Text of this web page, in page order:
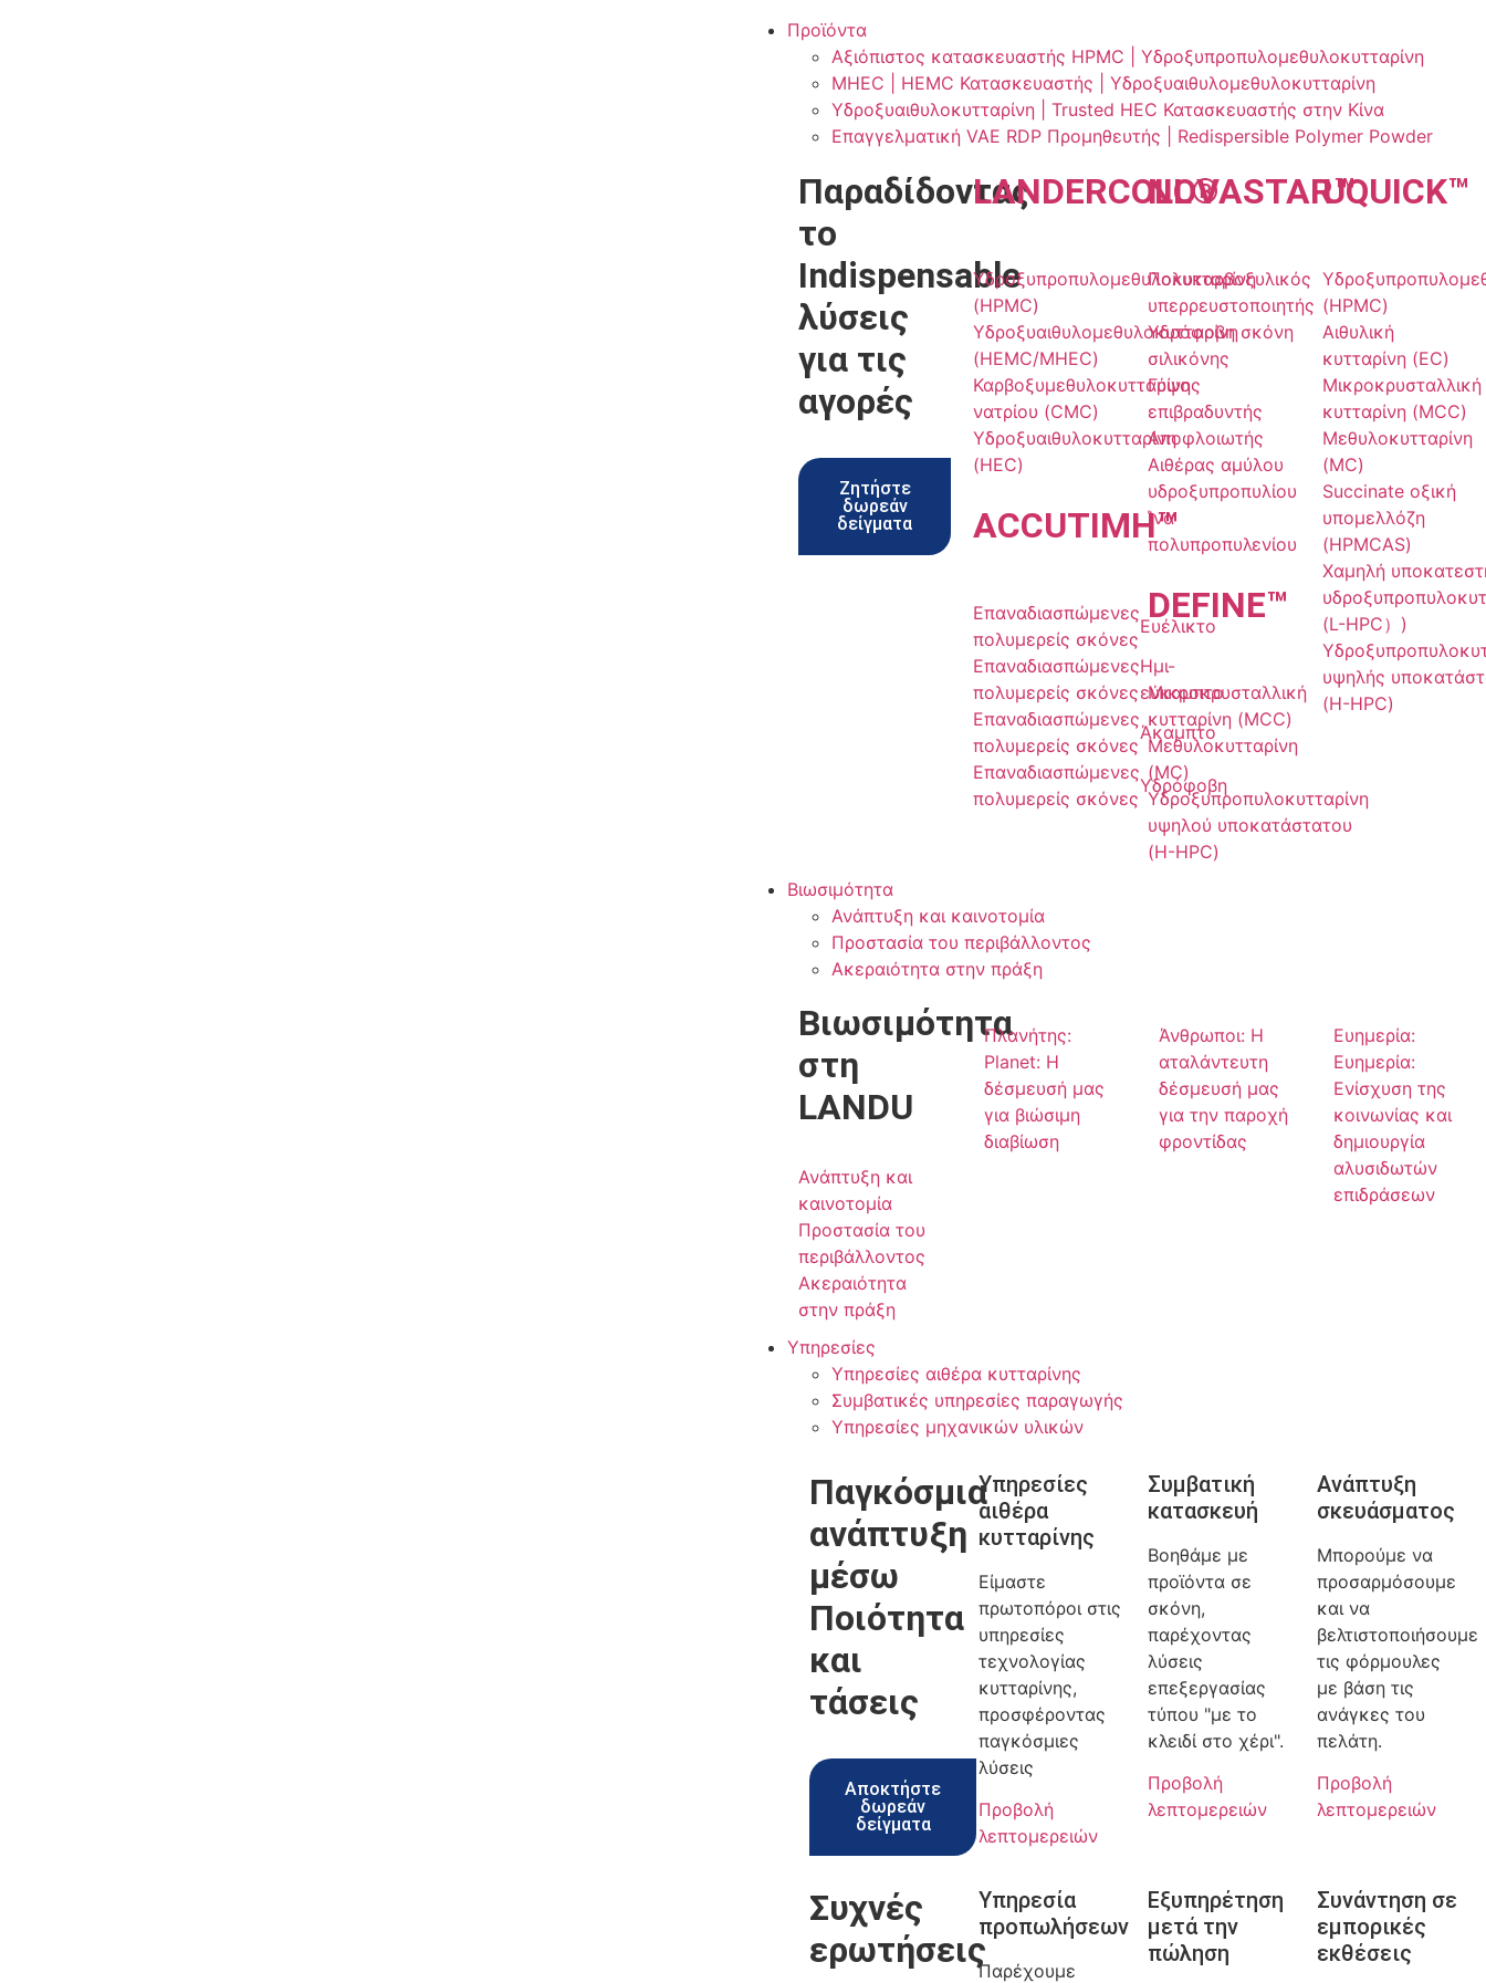
Προϊόντα
Αξιόπιστος κατασκευαστής HPMC | Υδροξυπροπυλομεθυλοκυτταρίνη
MHEC | HEMC Κατασκευαστής | Υδροξυαιθυλομεθυλοκυτταρίνη
Υδροξυαιθυλοκυτταρίνη | Trusted HEC Κατασκευαστής στην Κίνα
Επαγγελματική VAE RDP Προμηθευτής | Redispersible Polymer Powder
Παραδίδοντας
το
Indispensable
λύσεις
για τις
αγορές
Ζητήστε
δωρεάν
δείγματα
LANDERCOLL®
Υδροξυπροπυλομεθυλοκυτταρίνη
(HPMC)
Υδροξυαιθυλομεθυλοκυτταρίνη
(HEMC/MHEC)
Καρβοξυμεθυλοκυτταρίνη
νατρίου (CMC)
Υδροξυαιθυλοκυτταρίνη
(HEC)
ACCUΤΙΜΗ™
Επαναδιασπώμενες
πολυμερείς σκόνες
Ευέλικτο
Επαναδιασπώμενες
πολυμερείς σκόνες
Ημι-
εύκαμπτο
Επαναδιασπώμενες
πολυμερείς σκόνες
Άκαμπτο
Επαναδιασπώμενες
πολυμερείς σκόνες
Υδρόφοβη
NOVASTAR™
Πολυκαρβοξυλικός
υπερρευστοποιητής
Υδρόφοβη σκόνη
σιλικόνης
Γύψος
επιβραδυντής
Αποφλοιωτής
Αιθέρας αμύλου
υδροξυπροπυλίου
Ίνα
πολυπροπυλενίου
DEFINE™
Μικροκρυσταλλική
κυτταρίνη (MCC)
Μεθυλοκυτταρίνη
(MC)
Υδροξυπροπυλοκυτταρίνη
υψηλού υποκατάστατου
(H-HPC)
UQUICK™
(HPMC)
Αιθυλική
κυτταρίνη (EC)
Μικροκρυσταλλική
κυτταρίνη (MCC)
Μεθυλοκυτταρίνη
(MC)
Succinate οξική
υπομελλόζη
(HPMCAS)
Χαμηλή
(L-HPC）)
υψηλής
(H-HPC)
Βιωσιμότητα
Ανάπτυξη και καινοτομία
Προστασία του περιβάλλοντος
Ακεραιότητα στην πράξη
Βιωσιμότητα
στη
LANDU
Ανάπτυξη και
καινοτομία
Προστασία του
περιβάλλοντος
Ακεραιότητα
στην πράξη
Πλανήτης:
Planet: Η
δέσμευσή μας
για βιώσιμη
διαβίωση
Άνθρωποι: Η
αταλάντευτη
δέσμευσή μας
για την παροχή
φροντίδας
Ευημερία:
Ευημερία:
Ενίσχυση της
κοινωνίας και
δημιουργία
αλυσιδωτών
επιδράσεων
Υπηρεσίες
Υπηρεσίες αιθέρα κυτταρίνης
Συμβατικές υπηρεσίες παραγωγής
Υπηρεσίες μηχανικών υλικών
Παγκόσμια
ανάπτυξη
μέσω
Ποιότητα
και
τάσεις
Αποκτήστε
δωρεάν
δείγματα
Υπηρεσίες
αιθέρα
κυτταρίνης
Είμαστε
πρωτοπόροι στις
υπηρεσίες
τεχνολογίας
κυτταρίνης,
προσφέροντας
παγκόσμιες
λύσεις
Προβολή
λεπτομερειών
Συμβατική
κατασκευή
Βοηθάμε με
προϊόντα σε
σκόνη,
παρέχοντας
λύσεις
επεξεργασίας
τύπου "με το
κλειδί στο χέρι".
Προβολή
λεπτομερειών
Ανάπτυξη
σκευάσματος
Μπορούμε να
προσαρμόσουμε
και να
βελτιστοποιήσουμε
τις φόρμουλες
με βάση τις
ανάγκες του
πελάτη.
Προβολή
λεπτομερειών
Συχνές
ερωτήσεις
Υπηρεσία
προπωλήσεων
Παρέχουμε
Εξυπηρέτηση
μετά την
πώληση
Συνάντηση σε
εμπορικές
εκθέσεις